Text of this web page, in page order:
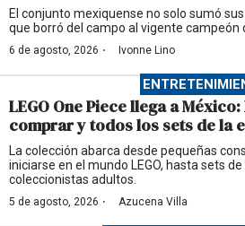
El conjunto mexiquense no solo sumó
que borró del campo al vigente campeón
6 de agosto, 2026 · Ivonne Lino
LEGO One Piece llega a
comprar y todos los sets de la
La colección abarca desde pequeñas
iniciarse en el mundo LEGO, hasta sets
coleccionistas adultos.
5 de agosto, 2026 · Azucena Villa